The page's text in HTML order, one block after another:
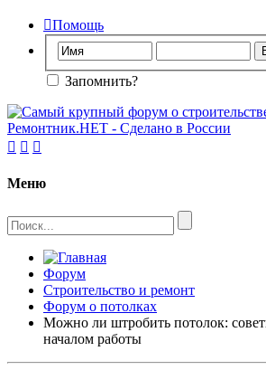
Помощь
Запомнить?
  
Меню
Форум
Строительство и ремонт
Форум о потолках
Можно ли штробить потолок:
началом работы